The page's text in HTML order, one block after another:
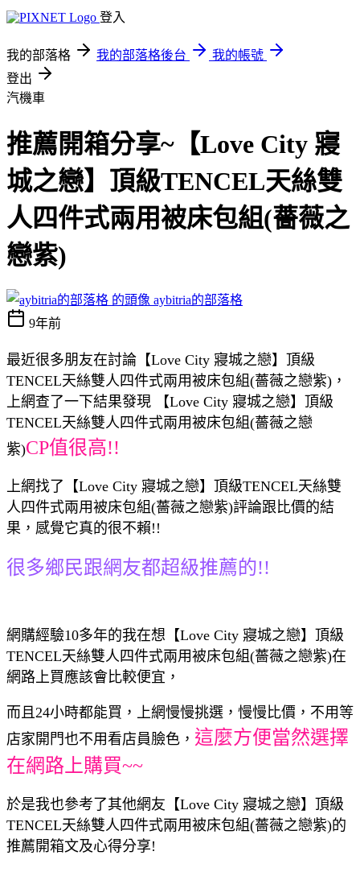
登入
我的部落格 我的部落格後台
我的帳號
登出
汽機車
推薦開箱分享~【Love City 寢
城之戀】頂級TENCEL天絲雙
人四件式兩用被床包組(薔薇之
戀紫)
aybitria的部落格
9年前
最近很多朋友在討論【Love City 寢城之戀】頂級
TENCEL天絲雙人四件式兩用被床包組(薔薇之戀紫)，
上網查了一下結果發現 【Love City 寢城之戀】頂級
TENCEL天絲雙人四件式兩用被床包組(薔薇之戀
紫)CP值很高!!
上網找了【Love City 寢城之戀】頂級TENCEL天絲雙
人四件式兩用被床包組(薔薇之戀紫)評論跟比價的結
果，感覺它真的很不賴!!
很多鄉民跟網友都超級推薦的!!
網購經驗10多年的我在想【Love City 寢城之戀】頂級
TENCEL天絲雙人四件式兩用被床包組(薔薇之戀紫)在
網路上買應該會比較便宜，
而且24小時都能買，上網慢慢挑選，慢慢比價，不用等
店家開門也不用看店員臉色， 這麼方便當然選擇
在網路上購買~~
於是我也參考了其他網友【Love City 寢城之戀】頂級
TENCEL天絲雙人四件式兩用被床包組(薔薇之戀紫)的
推薦開箱文及心得分享!